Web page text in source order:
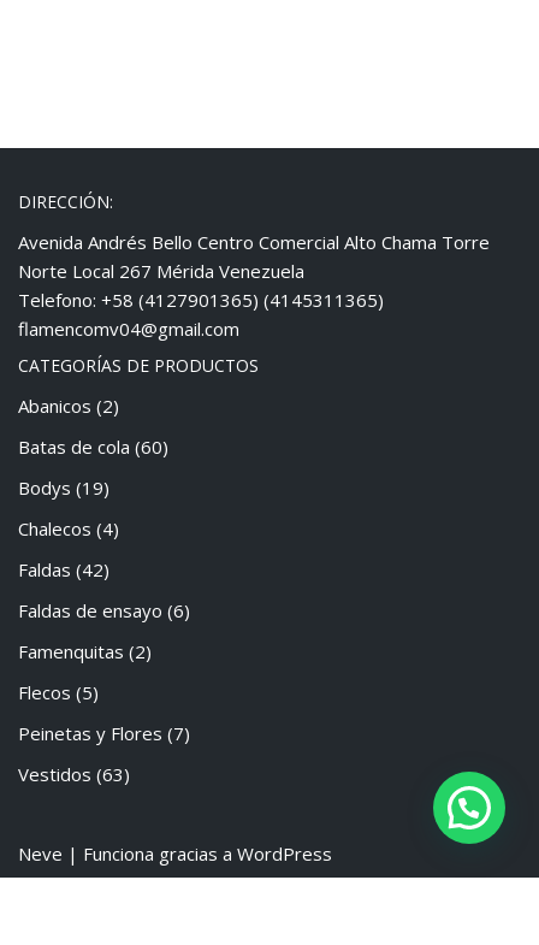
DIRECCIÓN:
Avenida Andrés Bello Centro Comercial Alto Chama Torre
Norte Local 267 Mérida Venezuela
Telefono: +58 (4127901365) (4145311365)
flamencomv04@gmail.com
CATEGORÍAS DE PRODUCTOS
Abanicos (2)
Batas de cola (60)
Bodys (19)
Chalecos (4)
Faldas (42)
Faldas de ensayo (6)
Famenquitas (2)
Flecos (5)
Peinetas y Flores (7)
Vestidos (63)
Neve | Funciona gracias a WordPress